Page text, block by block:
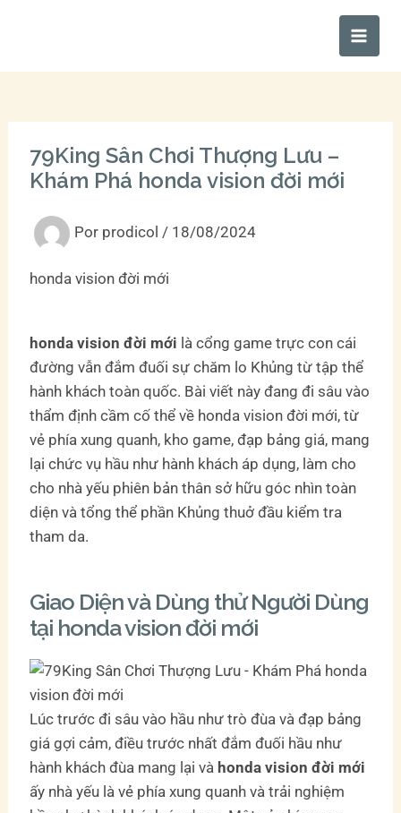
Main
79King Sân Chơi Thượng Lưu –
Khám Phá honda vision đời mới
Por prodicol / 18/08/2024
honda vision đời mới
honda vision đời mới là cổng game trực con cái
đường vẫn đắm đuối sự chăm lo Khủng từ tập thể
hành khách toàn quốc. Bài viết này đang đi sâu vào
thẩm định cầm cố thể về honda vision đời mới, từ
vẻ phía xung quanh, kho game, đạp bảng giá, mang
lại chức vụ hầu như hành khách áp dụng, làm cho
cho nhà yếu phiên bản thân sở hữu góc nhìn toàn
diện và tổng thể phần Khủng thuở đầu kiểm tra
tham da.
Giao Diện và Dùng thử Người Dùng
tại honda vision đời mới
Lúc trước đi sâu vào hầu như trò đùa và đạp bảng
giá gợi cảm, điều trước nhất đắm đuối hầu như
hành khách đùa mang lại và honda vision đời mới
ấy nhà yếu là vẻ phía xung quanh và trải nghiệm